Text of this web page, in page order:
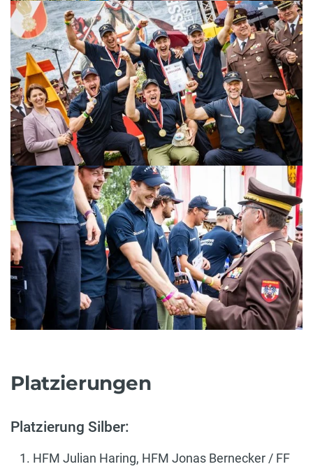
Platzierungen
Platzierung Silber:
HFM Julian Haring, HFM Jonas Bernecker / FF